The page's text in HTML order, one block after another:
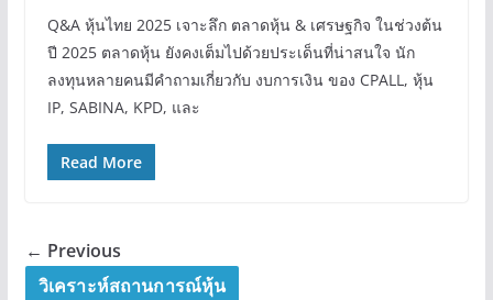
Q&A หุ้นไทย 2025 เจาะลึก ตลาดหุ้น & เศรษฐกิจ ในช่วงต้น
ปี 2025 ตลาดหุ้น ยังคงเต็มไปด้วยประเด็นที่น่าสนใจ นัก
ลงทุนหลายคนมีคำถามเกี่ยวกับ งบการเงิน ของ CPALL, หุ้น
IP, SABINA, KPD, และ
Read More
← Previous
วิเคราะห์สถานการณ์หุ้น